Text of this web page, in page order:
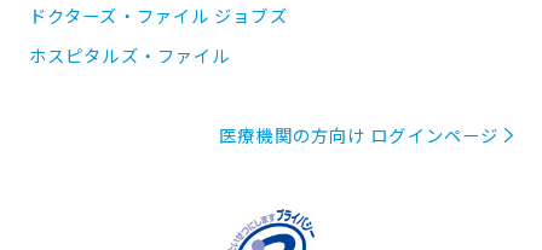
ドクターズ・ファイル ジョブズ
ホスピタルズ・ファイル
医療機関の方向け ログインページ